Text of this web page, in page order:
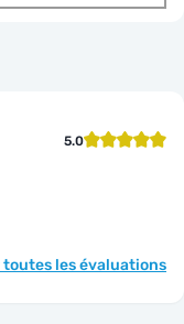
5.0
toutes les évaluations